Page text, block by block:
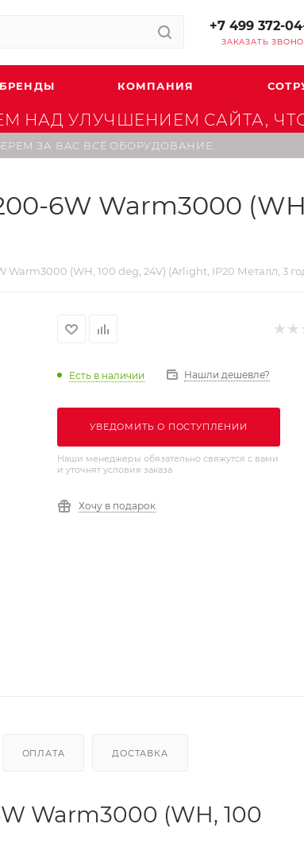
+7 499 372-
ЗАКАЗАТЬ
БРЕНДЫ КОМПАНИЯ
НАД УЛУЧШЕНИЕМ САЙТА,
ЗА ВАС ВСЁ ОБОРУДОВАНИЕ.
6W Warm3000
Warm3000 (WH, 100 deg, 24V) (Arlight, IP20 Металл, 3
Есть в наличии Нашли дешевле?
УВЕДОМИТЬ О ПОСТУПЛЕНИИ
Наши менеджеры обязательно свяжутся с вами
и уточнят условия заказа
Хочу в подарок
ОПЛАТА ДОСТАВКА
Warm3000 (WH, 100